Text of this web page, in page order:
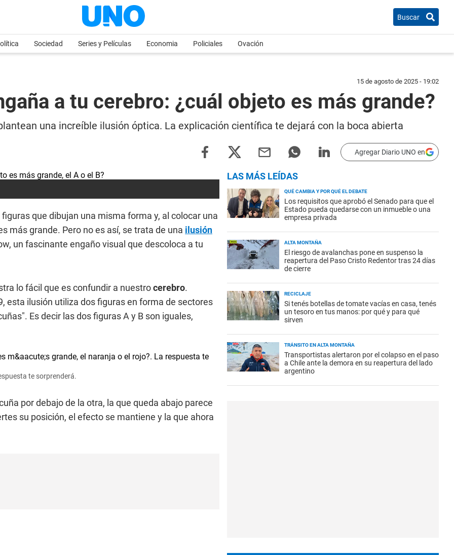
Buscar
Sociedad Series y Películas Economia Policiales Ovación
15 de agosto de 2025 - 19:02
a tu cerebro: ¿cuál objeto es más grande?
una increíble ilusión óptica. La explicación científica te dejará con la boca abierta
Agregar Diario UNO en
que dibujan una misma forma y, al colocar una
más grande. Pero no es así, se trata de una ilusión
un fascinante engaño visual que descoloca a tu
lo fácil que es confundir a nuestrocerebro.
esta ilusión utiliza dos figuras en forma de sectores
Es decir las dos figuras A y B son iguales,
te sorprenderá.
por debajo de la otra, la que queda abajo parece
su posición, el efecto se mantiene y la que ahora
LAS MÁS LEÍDAS
QUÉ CAMBIA Y POR QUÉ EL DEBATE
Los requisitos que aprobó el Senado para que el
Estado pueda quedarse con un inmueble o una
empresa privada
ALTA MONTAÑA
El riesgo de avalanchas pone en suspenso la
reapertura del Paso Cristo Redentor tras 24 días
de cierre
RECICLAJE
Si tenés botellas de tomate vacías en casa, tenés
un tesoro en tus manos: por qué y para qué
sirven
TRÁNSITO EN ALTA MONTAÑA
Transportistas alertaron por el colapso en el paso
a Chile ante la demora en su reapertura del lado
argentino